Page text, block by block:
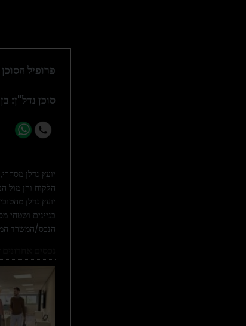
פרופיל הסוכן
סוכן נדל"ן:
הלקוח והן מול
יועץ נדלן
בניינים ושטחי
הנכס/המשרד